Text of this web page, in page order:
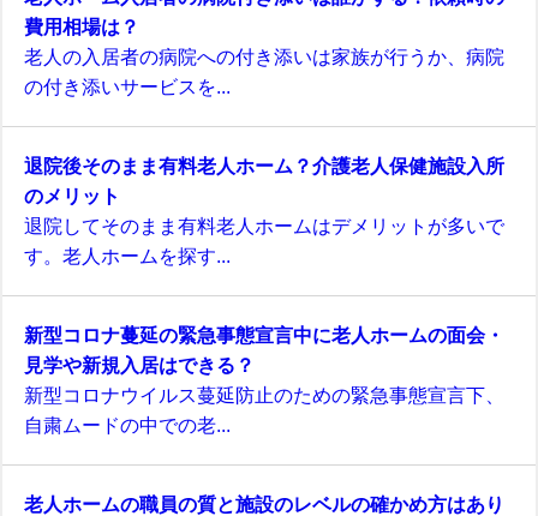
費用相場は？
老人の入居者の病院への付き添いは家族が行うか、病院
の付き添いサービスを...
退院後そのまま有料老人ホーム？介護老人保健施設入所
のメリット
退院してそのまま有料老人ホームはデメリットが多いで
す。老人ホームを探す...
新型コロナ蔓延の緊急事態宣言中に老人ホームの面会・
見学や新規入居はできる？
新型コロナウイルス蔓延防止のための緊急事態宣言下、
自粛ムードの中での老...
老人ホームの職員の質と施設のレベルの確かめ方はあり